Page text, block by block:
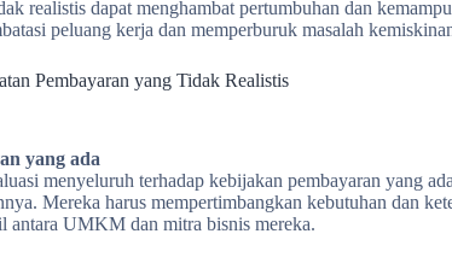
realistis dapat menghambat pertumbuhan dan
peluang kerja dan memperburuk masalah
Pembayaran yang Tidak Realistis
yang ada
menyeluruh terhadap kebijakan pembayaran yang
Mereka harus mempertimbangkan kebutuhan dan
antara UMKM dan mitra bisnis mereka.